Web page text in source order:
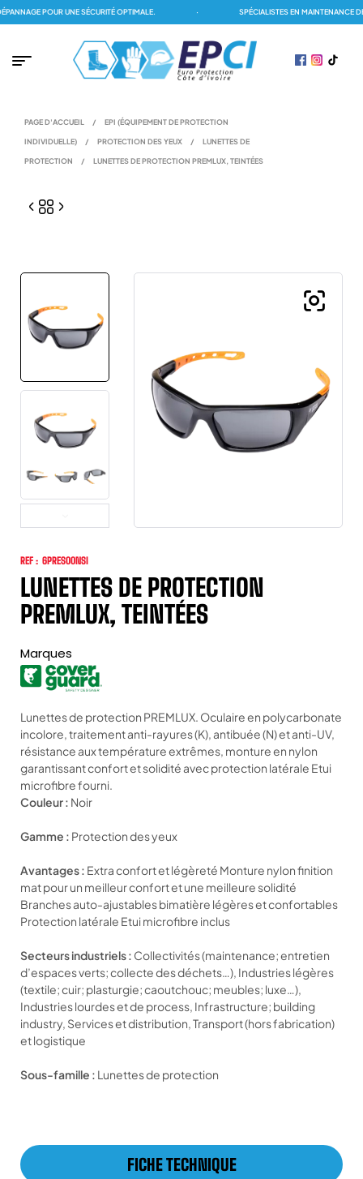
POUR UNE SÉCURITÉ OPTIMALE. SPÉCIALISTES EN MAINTENANCE
PAGE D'ACCUEIL / EPI (ÉQUIPEMENT DE PROTECTION
INDIVIDUELLE) / PROTECTION DES YEUX / LUNETTES DE
PROTECTION / LUNETTES DE PROTECTION PREMLUX, TEINTÉES
REF : 6PRES00NSI
LUNETTES DE PROTECTION
PREMLUX, TEINTÉES
Marques
Lunettes de protection PREMLUX. Oculaire en polycarbonate
incolore, traitement anti-rayures (K), antibuée (N) et anti-UV,
résistance aux température extrêmes, monture en nylon
garantissant confort et solidité avec protection latérale Etui
microfibre fourni.
Couleur : Noir
Gamme : Protection des yeux
Avantages : Extra confort et légèreté Monture nylon finition
mat pour un meilleur confort et une meilleure solidité
Branches auto-ajustables bimatière légères et confortables
Protection latérale Etui microfibre inclus
Secteurs industriels : Collectivités (maintenance; entretien
d’espaces verts; collecte des déchets…), Industries légères
(textile; cuir; plasturgie; caoutchouc; meubles; luxe…),
Industries lourdes et de process, Infrastructure; building
industry, Services et distribution, Transport (hors fabrication)
et logistique
Sous-famille : Lunettes de protection
FICHE TECHNIQUE